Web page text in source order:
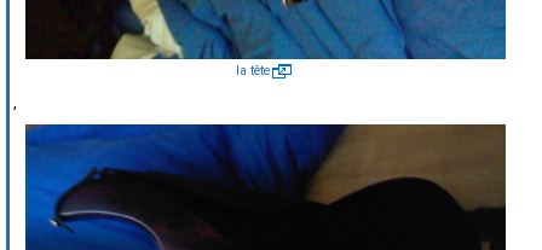
la tête